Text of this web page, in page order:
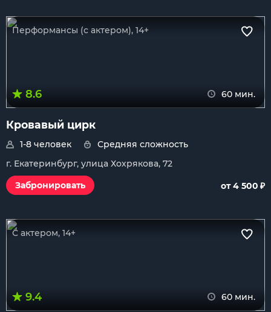
Перформансы (с актером), 14+
8.6 60 мин.
Кровавый цирк
1-8 человек
Средняя сложность
г. Екатеринбург, улица Хохрякова, 72
Забронировать
от 4 500 ₽
С актером, 14+
9.4 60 мин.